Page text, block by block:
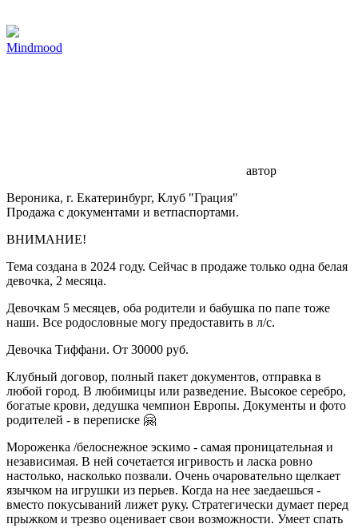
Mindmood
автор
Вероника, г. Екатеринбург, Клуб "Грация"
Продажа с документами и ветпаспортами.
ВНИМАНИЕ!
Тема создана в 2024 году. Сейчас в продаже только одна белая
девочка, 2 месяца.
Девочкам 5 месяцев, оба родители и бабушка по папе тоже
наши. Все родословные могу предоставить в л/с.
Девочка Тиффани. От 30000 руб.
Клубный договор, полный пакет документов, отправка в
любой город. В любимицы или разведение. Высокое серебро,
богатые крови, дедушка чемпион Европы. Документы и фото
родителей - в переписке 🤗
Мороженка /белоснежное эскимо - самая проницательная и
независимая. В ней сочетается игривость и ласка ровно
настолько, насколько позвали. Очень очаровательно щелкает
язычком на игрушки из перьев. Когда на нее заедаешься -
вместо покусываний лижет руку. Стратегически думает перед
прыжком и трезво оценивает свои возможности. Умеет спать